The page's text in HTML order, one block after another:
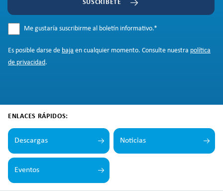
SUSCRÍBETE
Me gustaría suscribirme al boletín informativo.*
Es posible darse de baja en cualquier momento. Consulte nuestra política
de privacidad.
ENLACES RÁPIDOS:
Descargas Noticias
Eventos